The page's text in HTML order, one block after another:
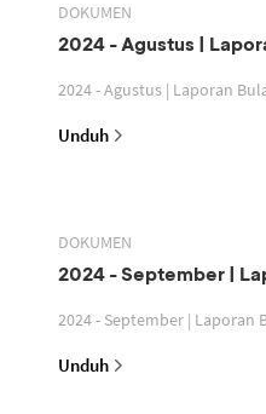
DOKUMEN
2024 - Agustus |
2024 - Agustus | Laporan
Unduh
DOKUMEN
2024 - September |
2024 - September | Laporan
Unduh